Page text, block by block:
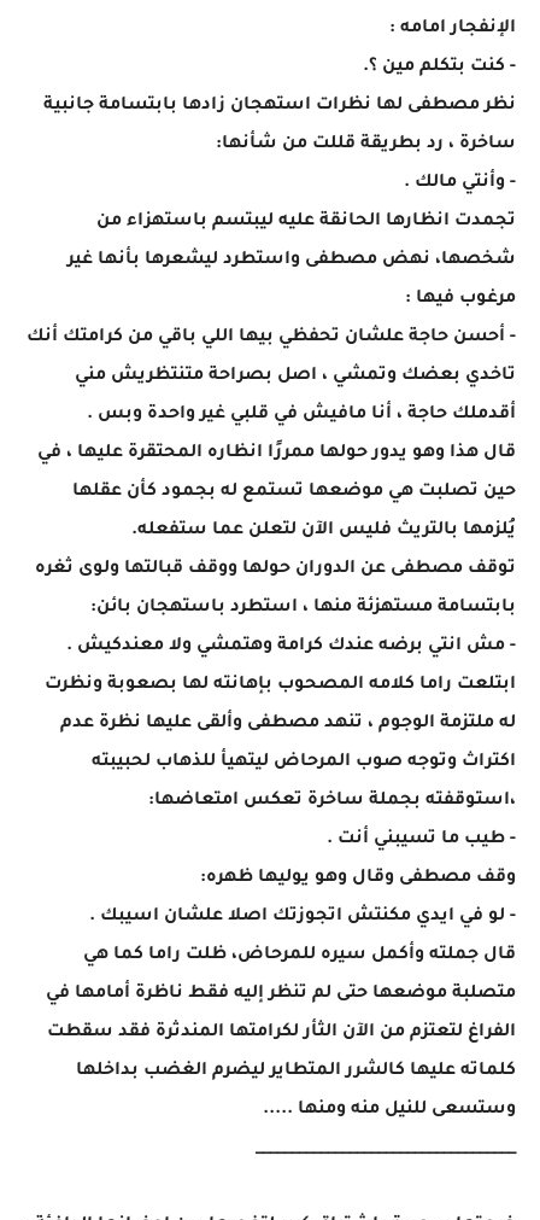
الإنفجار امامه :
- كنت بتكلم مين ؟.
نظر مصطفى لها نظرات استهجان زادها بابتسامة جانبية
ساخرة ، رد بطريقة قللت من شأنها:
- وأنتي مالك .
تجمدت انظارها الحانقة عليه ليبتسم باستهزاء من
شخصها، نهض مصطفى واستطرد ليشعرها بأنها غير
مرغوب فيها :
- أحسن حاجة علشان تحفظي بيها اللي باقي من كرامتك أنك
تاخدي بعضك وتمشي ، اصل بصراحة متنتظريش مني
أقدملك حاجة ، أنا مافيش في قلبي غير واحدة وبس .
قال هذا وهو يدور حولها ممررًا انظاره المحتقرة عليها ، في
حين تصلبت هي موضعها تستمع له بجمود كأن عقلها
يُلزمها بالتريث فليس الآن لتعلن عما ستفعله.
توقف مصطفى عن الدوران حولها ووقف قبالتها ولوى ثغره
بابتسامة مستهزئة منها ، استطرد باستهجان بائن:
- مش انتي برضه عندك كرامة وهتمشي ولا معندكيش .
ابتلعت راما كلامه المصحوب بإهانته لها بصعوبة ونظرت
له ملتزمة الوجوم ، تنهد مصطفى وألقى عليها نظرة عدم
اكتراث وتوجه صوب المرحاض ليتهيأ للذهاب لحبيبته
،استوقفته بجملة ساخرة تعكس امتعاضها:
- طيب ما تسيبني أنت .
وقف مصطفى وقال وهو يوليها ظهره:
- لو في ايدي مكنتش اتجوزتك اصلا علشان اسيبك .
قال جملته وأكمل سيره للمرحاض، ظلت راما كما هي
متصلبة موضعها حتى لم تنظر إليه فقط ناظرة أمامها في
الفراغ لتعتزم من الآن الثأر لكرامتها المندثرة فقد سقطت
كلماته عليها كالشرر المتطاير ليضرم الغضب بداخلها
وستسعى للنيل منه ومنها .....
____________________________________